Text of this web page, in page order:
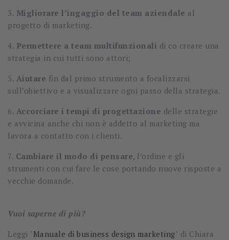
3. Migliorare l’ingaggio del team aziendale al
progetto di marketing.
4. Permettere a team multifunzionali di co creare una
strategia in cui tutti sono attori;
5. Aiutare fin dal primo strumento a focalizzarsi
sull’obiettivo e a visualizzare ogni passo della strategia.
6. Accorciare i tempi di progettazione delle strategie
e avvicina anche chi non è addetto al marketing ma
lavora a contatto con i clienti.
7. Cambiare il modo di pensare, l’ordine e gli
strumenti con cui fare le cose portando nuove risposte a
vecchie domande.
Vuoi saperne di più?
Leggi " Manuale di business design marketing" di Chiara